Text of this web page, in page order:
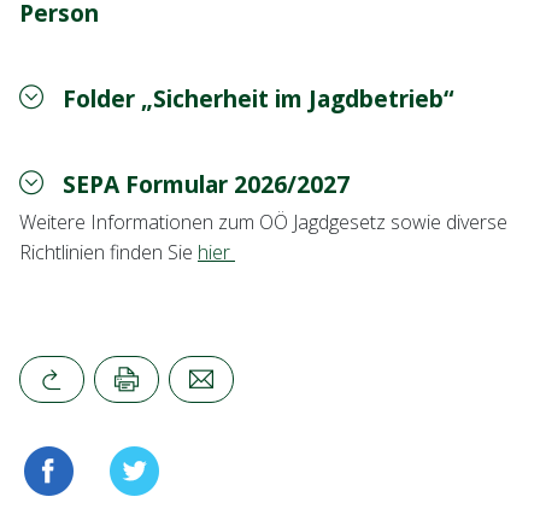
Person
Folder „Sicherheit im Jagdbetrieb“
SEPA Formular 2026/2027
Weitere Informationen zum OÖ Jagdgesetz sowie diverse
Richtlinien finden Sie hier